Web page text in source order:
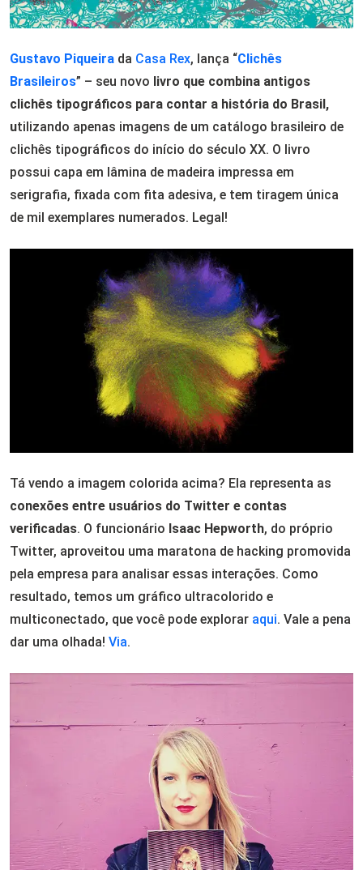
Gustavo Piqueira da Casa Rex, lança “Clichês
Brasileiros” – seu novo livro que combina antigos
clichês tipográficos para contar a história do Brasil,
utilizando apenas imagens de um catálogo brasileiro de
clichês tipográficos do início do século XX. O livro
possui capa em lâmina de madeira impressa em
serigrafia, fixada com fita adesiva, e tem tiragem única
de mil exemplares numerados. Legal!
Tá vendo a imagem colorida acima? Ela representa as
conexões entre usuários do Twitter e contas
verificadas. O funcionário Isaac Hepworth, do próprio
Twitter, aproveitou uma maratona de hacking promovida
pela empresa para analisar essas interações. Como
resultado, temos um gráfico ultracolorido e
multiconectado, que você pode explorar aqui. Vale a pena
dar uma olhada! Via.